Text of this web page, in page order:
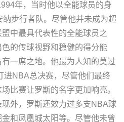
年，当时他以全能球员的身
步行者队。尽管他并未成为超
中最具代表性的全能球员之
的传球视野和稳健的得分能
一席之地。他最为人知的莫过
进NBA总决赛，尽管他们最终
比赛让罗斯的名字更加响亮。
外，罗斯还效力过多支NBA球
和凤凰城太阳等。尽管他未曾